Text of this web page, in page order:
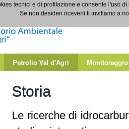
Petrolio Val d'Agri Monitoraggio
Storia
Le ricerche di
tecnici e di profilazione e consente l'uso
Se non desideri riceverli ti invitiamo a